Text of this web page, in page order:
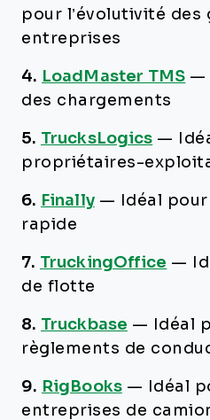
pour l’évolutivité des
entreprises
4. LoadMaster TMS —
des chargements
5. TrucksLogics —
propriétaires-
6. Finally —
Idéal
rapide
7. TruckingOffice —
de flotte
8. Truckbase —
Idéal
règlements de
9. RigBooks —
Idéal
entreprises de